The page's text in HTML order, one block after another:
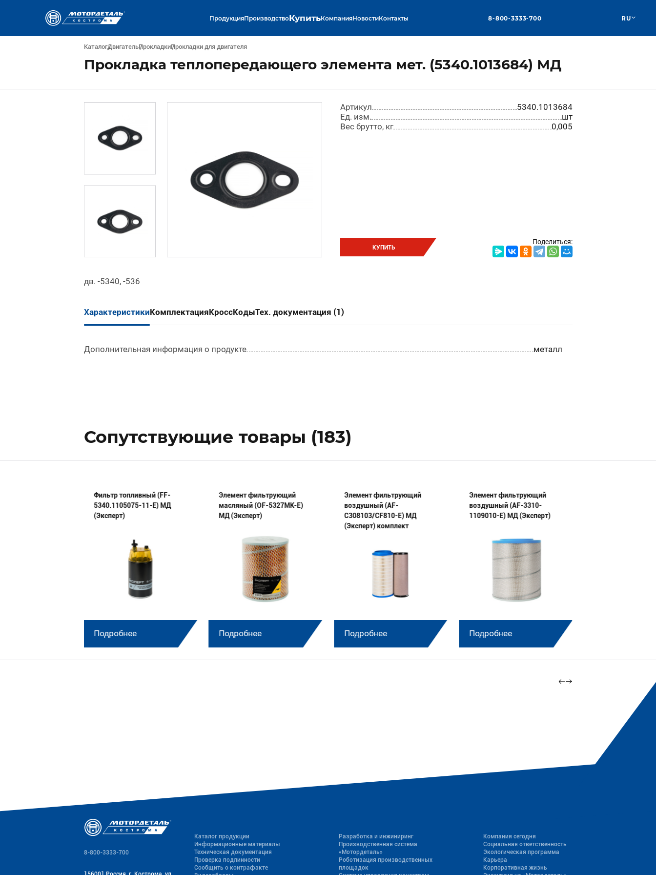
ПродукцияПроизводствоКупитьКомпанияНовостиКонтакты 8-800-3333-700 RU
КаталогДвигательПрокладкиПрокладки для двигателя
Прокладка теплопередающего элемента мет. (5340.1013684) МД
Артикул
5340.1013684
Ед. изм.
шт
Вес брутто, кг
0,005
КУПИТЬ
Поделиться:
дв. -5340, -536
ХарактеристикиКомплектацияКроссКодыТех. документация (1)
Дополнительная информация о продукте металл
Сопутствующие товары (183)
Фильтр топливный (FF-
5340.1105075-11-E) МД
(Эксперт)
Подробнее
Элемент фильтрующий
масляный (OF-5327МК-E)
МД (Эксперт)
Подробнее
Элемент фильтрующий
воздушный (AF-
C308103/CF810-E) МД
(Эксперт) комплект
Подробнее
Элемент фильтрующий
воздушный (AF-3310-
1109010-E) МД (Эксперт)
Подробнее
8-800-3333-700
Каталог продукции
Информационные материалы
Техническая документация
Проверка подлинности
Сообщить о контрафакте
Разработка и инжиниринг
Производственная система
«Mотордеталь»
Роботизация производственных
площадок
Компания сегодня
Социальная ответственность
Экологическая программа
Карьера
Корпоративная жизнь